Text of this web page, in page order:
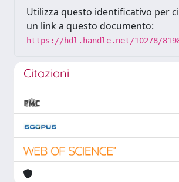
Utilizza questo identificativo per
un link a questo documento:
https://hdl.handle.net/10278/
Citazioni